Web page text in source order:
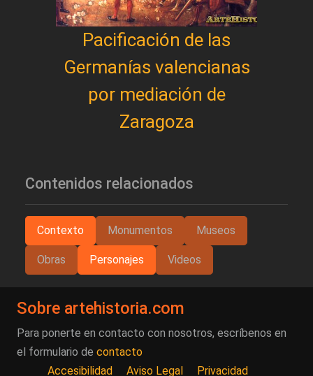
Pacificación de las
Germanías valencianas
por mediación de
Zaragoza
Contenidos relacionados
Contexto Monumentos Museos
Obras Personajes Videos
Sobre artehistoria.com
Para ponerte en contacto con nosotros, escríbenos en
el formulario de contacto
Accesibilidad
Aviso Legal Privacidad